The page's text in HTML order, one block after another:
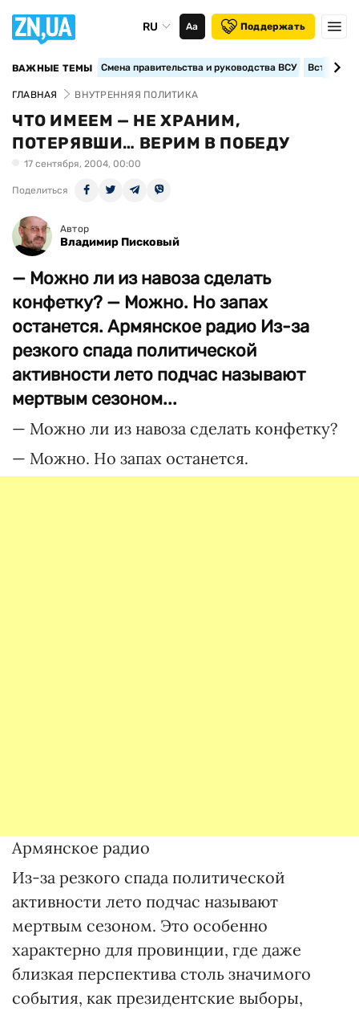
RU Аа Поддержать
ВАЖНЫЕ ТЕМЫ Смена правительства и руководства ВСУ
ГЛАВНАЯ ВНУТРЕННЯЯ ПОЛИТИКА
ЧТО ИМЕЕМ — НЕ ХРАНИМ,
ПОТЕРЯВШИ… ВЕРИМ В ПОБЕДУ
17 сентября, 2004, 00:00
Поделиться
Автор
Владимир Писковый
— Можно ли из навоза сделать
конфетку? — Можно. Но запах
останется. Армянское радио Из-за
резкого спада политической
активности лето подчас называют
мертвым сезоном...
— Можно ли из навоза сделать конфетку?
— Можно. Но запах останется.
Армянское радио
Из-за резкого спада политической
активности лето подчас называют
мертвым сезоном. Это особенно
характерно для провинции, где даже
близкая перспектива столь значимого
события, как президентские выборы,